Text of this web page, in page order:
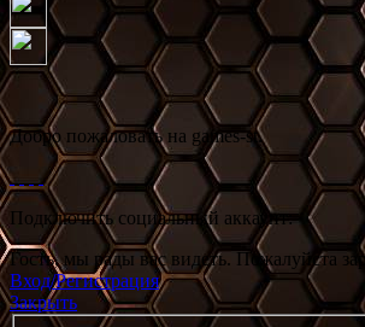
Добро пожаловать на games-st.
Подключить социальный аккаунт:
Гость, мы рады вас видеть. Пожалуйста
Вход/Регистрация
Закрыть